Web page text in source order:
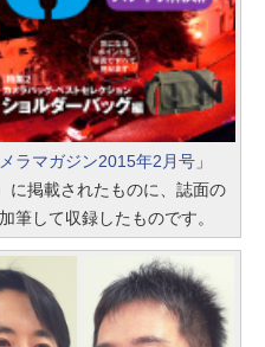
ラマガジン2015年2月号」
に掲載されたものに、誌面の
筆して収録したものです。